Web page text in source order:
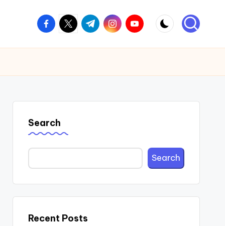
facebook.com
twitter.com
t.me instagram.com
youtube.com
Search
Search
Recent Posts